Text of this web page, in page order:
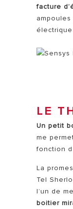
facture
LE
Un petit
me
fonction
La
Tel
l’un de
boitier